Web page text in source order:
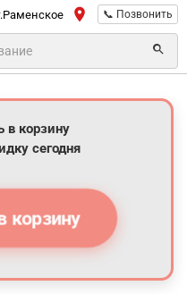
📞 Позвонить
в корзину
сегодня
корзину